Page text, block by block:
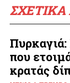
που
κρατάς